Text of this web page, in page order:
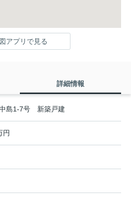
アプリで見る
詳細情報
島1-7号 新築戸建
円